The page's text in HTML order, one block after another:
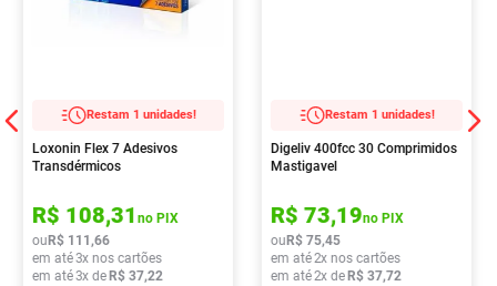
Restam 1 unidades!
Loxonin Flex 7 Adesivos
Transdérmicos
R$ 108,31 no PIX
ou R$ 111 ,66
em até3x nos cartões
em até3x de R$ 37,22
Restam 1 unidades!
Digeliv 400fcc 30 Comprimidos
Mastigavel
R$ 73,19no PIX
ou R$ 75,45
em até2x nos cartões
em até2x de R$ 37,72